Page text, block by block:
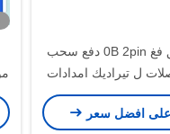
ليمو متوافق فغ 0B 2pin دفع سحب
ل تيراديك امدادات
الطاقة
افضل سعر